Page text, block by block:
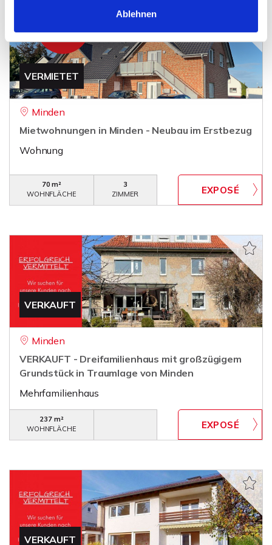
Ablehnen
VERMIETET
Minden
Mietwohnungen in Minden - Neubau im Erstbezug
Wohnung
70 m²
WOHNFLÄCHE
3
ZIMMER
VERKAUFT
Minden
VERKAUFT - Dreifamilienhaus mit großzügigem
Grundstück in Traumlage von Minden
Mehrfamilienhaus
237 m²
WOHNFLÄCHE
VERKAUFT